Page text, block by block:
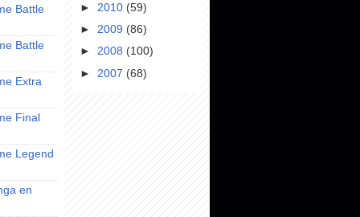
Battle
Battle
Extra
Final
Legend
en
► 2010 (59)
► 2009 (86)
► 2008 (100)
► 2007 (68)